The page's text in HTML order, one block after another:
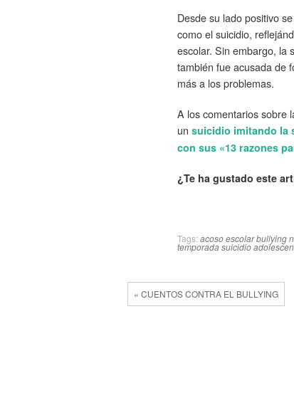
Desde su lado positivo
como el suicidio,
escolar. Sin embargo, la
también fue acusada de
más a los problemas.
A los comentarios sobre
un suicidio imitando la
con sus «13 razones
¿Te ha gustado este
Tags: acoso escolarbullying
temporada suicidio
« CUENTOS CONTRA EL BULLYING